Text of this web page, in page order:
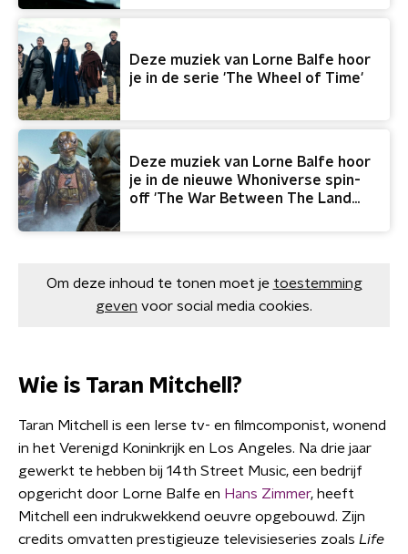
Deze muziek van Lorne Balfe hoor
je in de serie 'The Wheel of Time'
Deze muziek van Lorne Balfe hoor
je in de nieuwe Whoniverse spin-
off 'The War Between The Land
Om deze inhoud te tonen moet je toestemming
geven voor social media cookies.
Wie is Taran Mitchell?
Taran Mitchell is een Ierse tv- en filmcomponist, wonend
in het Verenigd Koninkrijk en Los Angeles. Na drie jaar
gewerkt te hebben bij 14th Street Music, een bedrijf
opgericht door Lorne Balfe en Hans Zimmer, heeft
Mitchell een indrukwekkend oeuvre opgebouwd. Zijn
credits omvatten prestigieuze televisieseries zoals Life